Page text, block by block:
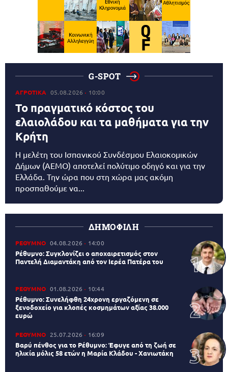
G-SPOT
ΑΓΡΟΤΙΚΑ 05.08.2026 10:00
Το πραγματικό κόστος του
ελαιολάδου και τα μαθήματα για την
Κρήτη
Η μελέτη του Ισπανικού Συνδέσμου Ελαιοκομικών
Δήμων (AEMO) αποτελεί πολύτιμο οδηγό και για την
Ελλάδα. Την ώρα που στη χώρα μας ακόμη
προσπαθούμε να...
ΔΗΜΟΦΙΛΗ
ΡΕΘΥΜΝΟ 04.08.2026 14:00
Ρέθυμνο: Συγκλονίζει ο αποχαιρετισμός στον
Παντελή Διαμαντάκη από τον Ιερέα Πατέρα του
ΡΕΘΥΜΝΟ 01.08.2026 10:44
Ρέθυμνο: Συνελήφθη 24χρονη εργαζόμενη σε
ξενοδοχείο για κλοπές κοσμημάτων αξίας 38.000
ευρώ
ΡΕΘΥΜΝΟ 25.07.2026 16:09
Βαρύ πένθος για το Ρέθυμνο: Έφυγε από τη ζωή σε
ηλικία μόλις 58 ετών η Μαρία Κλάδου - Χανιωτάκη